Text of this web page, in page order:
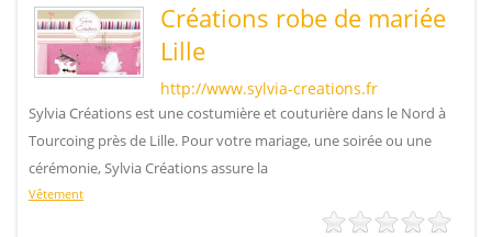
Créations robe de mariée
Lille
http://www.sylvia-creations.fr
Sylvia Créations est une costumière et couturière dans le Nord à
Tourcoing près de Lille. Pour votre mariage, une soirée ou une
cérémonie, Sylvia Créations assure la
Vêtement